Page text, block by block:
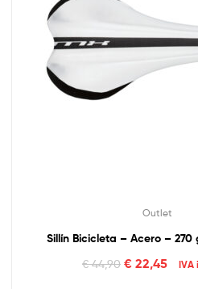
Outlet
Sillín Bicicleta – Acero – 270
€44,90 € 22,45 IVA